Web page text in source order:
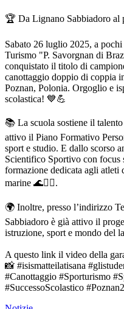
🏆 Da Lignano Sabbiadoro al
Sabato 26 luglio 2025, a
Turismo "P. Savorgnan di
conquistato il titolo di
canottaggio doppio di coppia
Poznan, Polonia. Orgoglio e
scolastica! 💙💪
📚 La scuola sostiene il
attivo il Piano Formativo
sport e studio. E dallo scorso
Scientifico Sportivo con focus
formazione dedicata agli
marine 🌊🚣‍♀️.
🌍 Inoltre, presso l’indirizzo
Sabbiadoro è già attivo il
istruzione, sport e mondo del
A questo link il video della
📸 #isismatteilatisana
#Canottaggio #Sporturismo
#SuccessoScolastico